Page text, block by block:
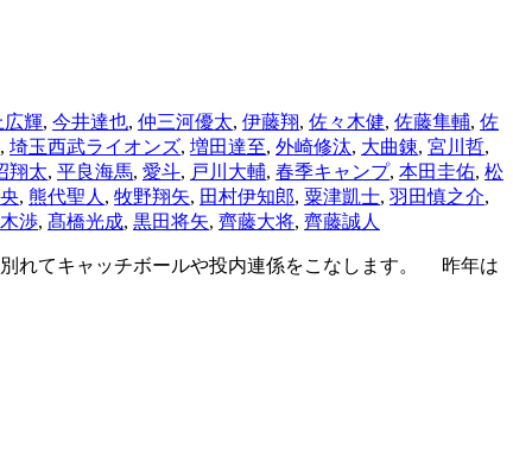
広輝, 今井達也, 仲三河優太, 伊藤翔, 佐々木健, 佐藤隼輔, 佐
, 埼玉西武ライオンズ, 増田達至, 外崎修汰, 大曲錬, 宮川哲,
翔太, 平良海馬, 愛斗, 戸川大輔, 春季キャンプ, 本田圭佑, 松
, 熊代聖人 , 牧野翔矢, 田村伊知郎, 粟津凱士, 羽田慎之介,
渉, 髙橋光成, 黒田将矢, 齊藤大将, 齊藤誠人
れてキャッチボールや投内連係をこなします。 昨年は